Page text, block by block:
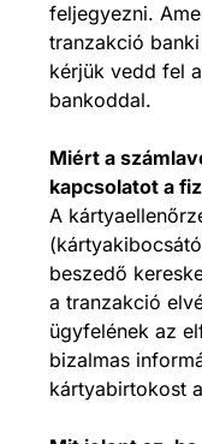
feljegyezni.
tranzakció
kérjük vedd fel
bankoddal.
Miért a
kapcsolatot a
A
beszedő
a tranzakció
ügyfelének az
bizalmas
kártyabirtokost